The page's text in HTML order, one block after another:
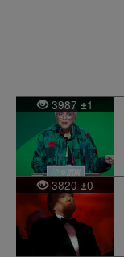
3987 ±1
3820±0